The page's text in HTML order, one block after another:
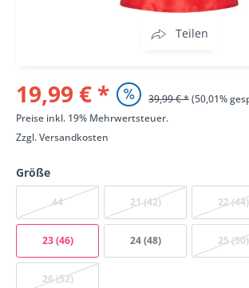
Teilen
19,99 € * 39,99 € *(50,01%
Preise inkl. 19% Mehrwertsteuer.
Zzgl.Versandkosten
Größe
44 21 (42) 22 (44)
23 (46) 24 (48) 25 (50)
26 (52)